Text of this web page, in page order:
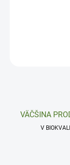
VÄČŠINA
V